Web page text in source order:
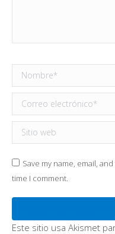
Nombre *
Correo electrónico *
Sitio web
Save my name, email,
time I comment.
Este sitio usa Akismet